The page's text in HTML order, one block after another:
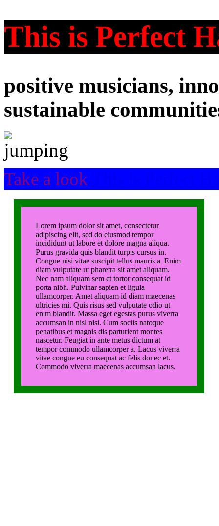
This is Perfect
positive musicians,
sustainable
Take a look
Lorem ipsum dolor sit amet, consectetur
adipiscing elit, sed do eiusmod tempor
incididunt ut labore et dolore magna aliqua.
Purus gravida quis blandit turpis cursus in.
Congue nisi vitae suscipit tellus mauris a. Enim
diam vulputate ut pharetra sit amet aliquam.
Nec nam aliquam sem et tortor consequat id
porta nibh. Pulvinar sapien et ligula
ullamcorper. Amet aliquam id diam maecenas
ultricies mi. Quis risus sed vulputate odio ut
enim blandit. Massa eget egestas purus viverra
accumsan in nisl nisi. Cum sociis natoque
penatibus et magnis dis parturient montes
nascetur. Feugiat in ante metus dictum at
tempor commodo ullamcorper a. Lacus viverra
vitae congue eu consequat ac felis donec et.
Commodo viverra maecenas accumsan lacus.